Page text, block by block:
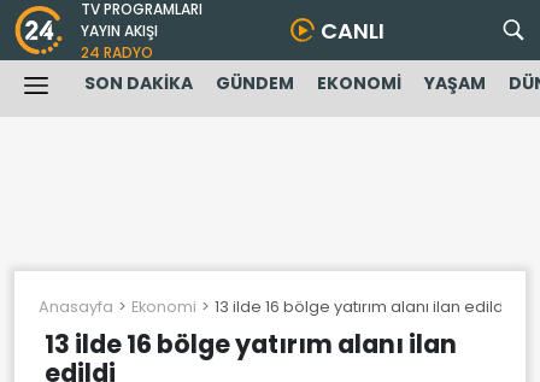
TV PROGRAMLARI
YAYIN AKIŞI
24 RADYO
CANLI
SON DAKİKA GÜNDEM EKONOMİ YAŞAM
Anasayfa Ekonomi 13 ilde 16 bölge yatırım alanı ilan edildi
13 ilde 16 bölge yatırım alanı ilan
edildi